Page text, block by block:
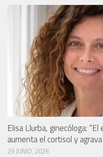
Elisa Llurba, ginecóloga:
aumenta el cortisol y
29 JUNIO, 2026